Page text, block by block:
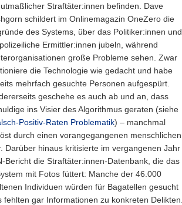
Straftäter:innen befinden. Dave
schildert im Onlinemagazin OneZero die
des Systems, über das Politiker:innen und
polizeiliche Ermittler:innen jubeln, während
große Probleme sehen. Zwar
die Technologie wie gedacht und habe
mehrfach gesuchte Personen aufgespürt.
geschehe es auch ab und an, dass
ins Visier des Algorithmus geraten (siehe
Positiv-Raten Problematik) – manchmal
durch einen vorangegangenen menschlichen
Darüber hinaus kritisierte im vergangenen Jahr
Bericht die Straftäter:innen-Datenbank, die das
mit Fotos füttert: Manche der 46.000
Individuen würden für Bagatellen gesucht
fehlten gar Informationen zu konkreten